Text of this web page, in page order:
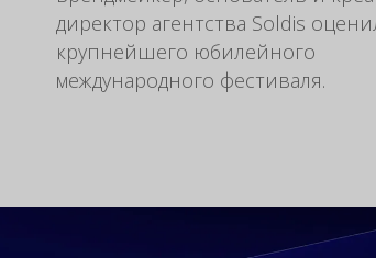
директор агентства Soldis
крупнейшего юбилейного
международного фестиваля.